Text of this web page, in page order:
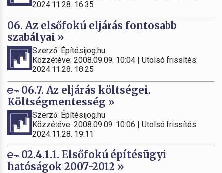
2024.11.28. 16:35
06. Az elsőfokú eljárás fontosabb
szabályai »
Szerző: Építésijog.hu
Közzétéve: 2008.09.09. 10:04 | Utolsó frissítés:
2024.11.28. 18:25
06.7. Az eljárás költségei.
Költségmentesség »
Szerző: Építésijog.hu
Közzétéve: 2008.09.09. 10:06 | Utolsó frissítés:
2024.11.28. 19:11
02.4.1.1. Elsőfokú építésügyi
hatóságok 2007-2012 »